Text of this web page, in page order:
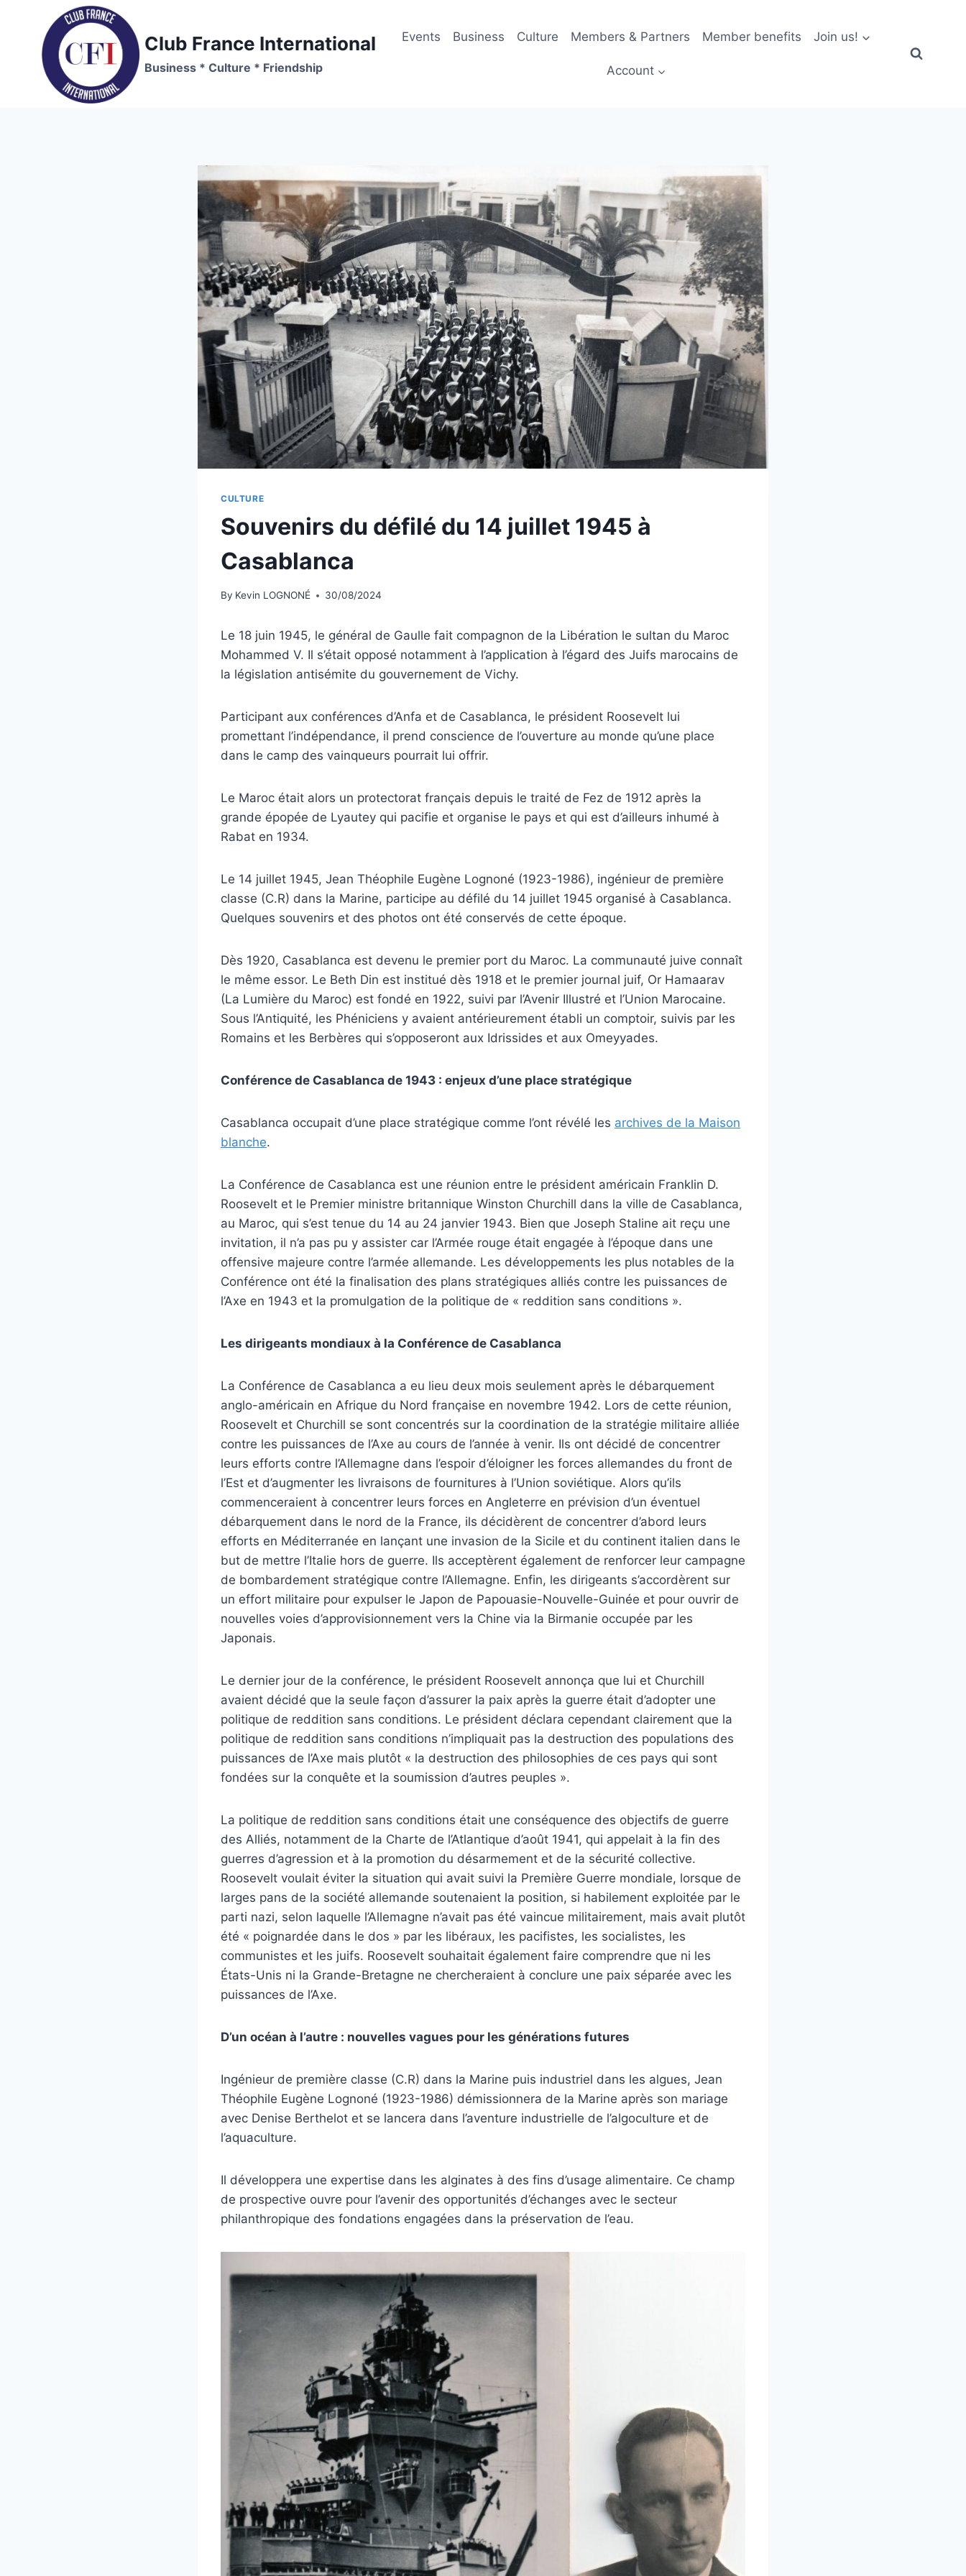
content
Club France International
Business * Culture * Friendship
Events Business Culture Members & Partners Member benefits Join us!
Account
CULTURE
Souvenirs du défilé du 14 juillet 1945 à
Casablanca
By Kevin LOGNONÉ 30/08/2024
Le 18 juin 1945, le général de Gaulle fait compagnon de la Libération le sultan du Maroc
Mohammed V. Il s’était opposé notamment à l’application à l’égard des Juifs marocains de
la législation antisémite du gouvernement de Vichy.
Participant aux conférences d’Anfa et de Casablanca, le président Roosevelt lui
promettant l’indépendance, il prend conscience de l’ouverture au monde qu’une place
dans le camp des vainqueurs pourrait lui offrir.
Le Maroc était alors un protectorat français depuis le traité de Fez de 1912 après la
grande épopée de Lyautey qui pacifie et organise le pays et qui est d’ailleurs inhumé à
Rabat en 1934.
Le 14 juillet 1945, Jean Théophile Eugène Lognoné (1923-1986), ingénieur de première
classe (C.R) dans la Marine, participe au défilé du 14 juillet 1945 organisé à Casablanca.
Quelques souvenirs et des photos ont été conservés de cette époque.
Dès 1920, Casablanca est devenu le premier port du Maroc. La communauté juive connaît
le même essor. Le Beth Din est institué dès 1918 et le premier journal juif, Or Hamaarav
(La Lumière du Maroc) est fondé en 1922, suivi par l’Avenir Illustré et l’Union Marocaine.
Sous l’Antiquité, les Phéniciens y avaient antérieurement établi un comptoir, suivis par les
Romains et les Berbères qui s’opposeront aux Idrissides et aux Omeyyades.
Conférence de Casablanca de 1943 : enjeux d’une place stratégique
Casablanca occupait d’une place stratégique comme l’ont révélé les archives de la Maison
blanche.
La Conférence de Casablanca est une réunion entre le président américain Franklin D.
Roosevelt et le Premier ministre britannique Winston Churchill dans la ville de Casablanca,
au Maroc, qui s’est tenue du 14 au 24 janvier 1943. Bien que Joseph Staline ait reçu une
invitation, il n’a pas pu y assister car l’Armée rouge était engagée à l’époque dans une
offensive majeure contre l’armée allemande. Les développements les plus notables de la
Conférence ont été la finalisation des plans stratégiques alliés contre les puissances de
l’Axe en 1943 et la promulgation de la politique de « reddition sans conditions ».
Les dirigeants mondiaux à la Conférence de Casablanca
La Conférence de Casablanca a eu lieu deux mois seulement après le débarquement
anglo-américain en Afrique du Nord française en novembre 1942. Lors de cette réunion,
Roosevelt et Churchill se sont concentrés sur la coordination de la stratégie militaire alliée
contre les puissances de l’Axe au cours de l’année à venir. Ils ont décidé de concentrer
leurs efforts contre l’Allemagne dans l’espoir d’éloigner les forces allemandes du front de
l’Est et d’augmenter les livraisons de fournitures à l’Union soviétique. Alors qu’ils
commenceraient à concentrer leurs forces en Angleterre en prévision d’un éventuel
débarquement dans le nord de la France, ils décidèrent de concentrer d’abord leurs
efforts en Méditerranée en lançant une invasion de la Sicile et du continent italien dans le
but de mettre l’Italie hors de guerre. Ils acceptèrent également de renforcer leur campagne
de bombardement stratégique contre l’Allemagne. Enfin, les dirigeants s’accordèrent sur
un effort militaire pour expulser le Japon de Papouasie-Nouvelle-Guinée et pour ouvrir de
nouvelles voies d’approvisionnement vers la Chine via la Birmanie occupée par les
Japonais.
Le dernier jour de la conférence, le président Roosevelt annonça que lui et Churchill
avaient décidé que la seule façon d’assurer la paix après la guerre était d’adopter une
politique de reddition sans conditions. Le président déclara cependant clairement que la
politique de reddition sans conditions n’impliquait pas la destruction des populations des
puissances de l’Axe mais plutôt « la destruction des philosophies de ces pays qui sont
fondées sur la conquête et la soumission d’autres peuples ».
La politique de reddition sans conditions était une conséquence des objectifs de guerre
des Alliés, notamment de la Charte de l’Atlantique d’août 1941, qui appelait à la fin des
guerres d’agression et à la promotion du désarmement et de la sécurité collective.
Roosevelt voulait éviter la situation qui avait suivi la Première Guerre mondiale, lorsque de
larges pans de la société allemande soutenaient la position, si habilement exploitée par le
parti nazi, selon laquelle l’Allemagne n’avait pas été vaincue militairement, mais avait plutôt
été « poignardée dans le dos » par les libéraux, les pacifistes, les socialistes, les
communistes et les juifs. Roosevelt souhaitait également faire comprendre que ni les
États-Unis ni la Grande-Bretagne ne chercheraient à conclure une paix séparée avec les
puissances de l’Axe.
D’un océan à l’autre : nouvelles vagues pour les générations futures
Ingénieur de première classe (C.R) dans la Marine puis industriel dans les algues, Jean
Théophile Eugène Lognoné (1923-1986) démissionnera de la Marine après son mariage
avec Denise Berthelot et se lancera dans l’aventure industrielle de l’algoculture et de
l’aquaculture.
Il développera une expertise dans les alginates à des fins d’usage alimentaire. Ce champ
de prospective ouvre pour l’avenir des opportunités d’échanges avec le secteur
philanthropique des fondations engagées dans la préservation de l’eau.